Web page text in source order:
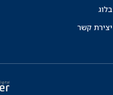
בלוג
יצירת קשר